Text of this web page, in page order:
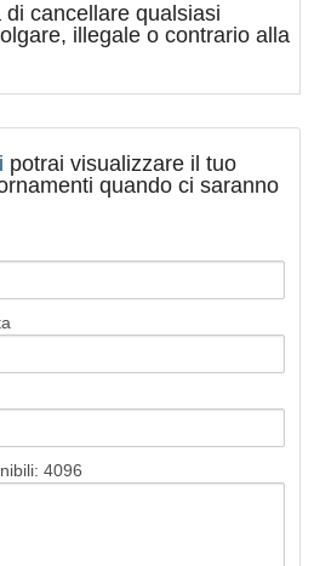
cancellare qualsiasi
illegale o contrario alla
potrai visualizzare il tuo
quando ci saranno
4096